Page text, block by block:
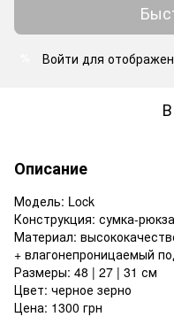
Войти для
Описание
Модель: Lock
Конструкция: сумка-
Материал:
+ влагонепроницаемый
Размеры: 48 | 27 | 31 см
Цвет: черное зерно
Цена: 1300 грн